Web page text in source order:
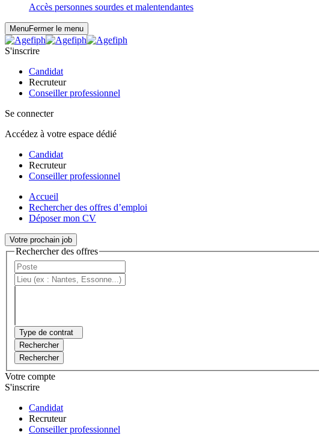
Accès personnes sourdes et malentendantes
MenuFermer le menu
S'inscrire
Candidat
Recruteur
Conseiller professionnel
Se connecter
Accédez à votre espace dédié
Candidat
Recruteur
Conseiller professionnel
Accueil
Rechercher des offres d’emploi
Déposer mon CV
Votre prochain job
Rechercher des offres
Type de contrat
Rechercher
Rechercher
Votre compte
S'inscrire
Candidat
Recruteur
Conseiller professionnel